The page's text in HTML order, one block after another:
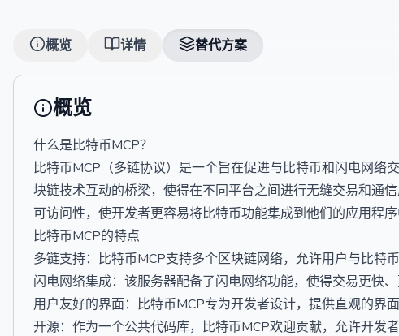
概览 详情 替代方案
概览
什么是比特币MCP？
比特币MCP（多链协议）是一个旨在促进与比特币和闪电网络
块链技术互动的桥梁，使得在不同平台之间进行无缝交易和通
可访问性，使开发者更容易将比特币功能集成到他们的应用程序
比特币MCP的特点
多链支持：比特币MCP支持多个区块链网络，允许用户与比特
闪电网络集成：该服务器配备了闪电网络功能，使得交易更快、
用户友好的界面：比特币MCP专为开发者设计，提供直观的界
开源：作为一个公共代码库，比特币MCP欢迎贡献，允许开发